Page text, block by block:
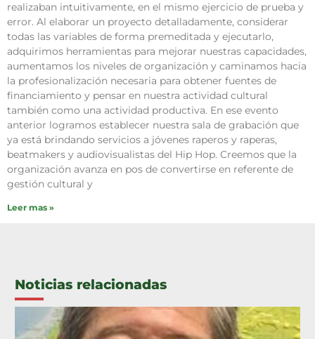
realizaban intuitivamente, en el mismo ejercicio de prueba y
error. Al elaborar un proyecto detalladamente, considerar
todas las variables de forma premeditada y ejecutarlo,
adquirimos herramientas para mejorar nuestras capacidades,
aumentamos los niveles de organización y caminamos hacia
la profesionalización necesaria para obtener fuentes de
financiamiento y pensar en nuestra actividad cultural
también como una actividad productiva. En ese evento
anterior logramos establecer nuestra sala de grabación que
ya está brindando servicios a jóvenes raperos y raperas,
beatmakers y audiovisualistas del Hip Hop. Creemos que la
organización avanza en pos de convertirse en referente de
gestión cultural y
Leer mas »
Noticias relacionadas